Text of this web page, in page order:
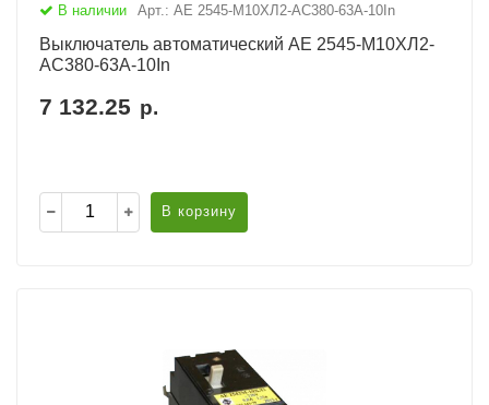
В наличии Арт.: АЕ 2545-М10ХЛ2-AC380-63А-10In
Выключатель автоматический АЕ 2545-М10ХЛ2-
AC380-63А-10In
7 132.25 р.
В корзину